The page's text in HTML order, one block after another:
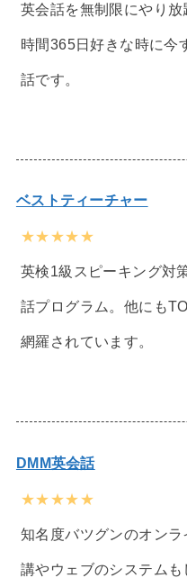
英会話を無制限にやり
時間365日好きな時に今
話です。
ベストティーチャー
★★★★★
英検1級スピーキング対
話プログラム。他にも
網羅されています。
DMM英会話
★★★★★
知名度バツグンのオン
講やウェブのシステム